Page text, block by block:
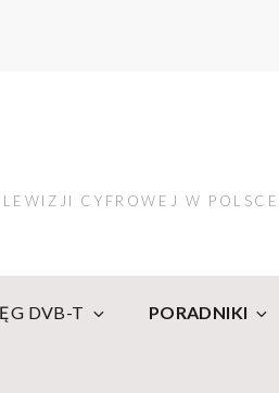
CYFROWEJ W POLSCE.
DVB-T PORADNIKI